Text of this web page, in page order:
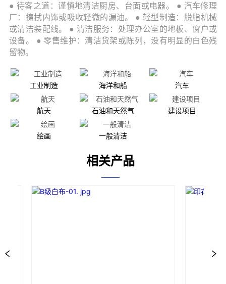
工业制造 海洋和船 汽车
航天 石油和天然气 建设项目
绘画 一般清洁
相关产品